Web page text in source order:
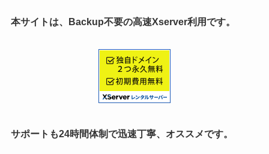
本サイトは、Backup不要の高速Xserver利用です。
サポートも24時間体制で迅速丁寧、オススメです。